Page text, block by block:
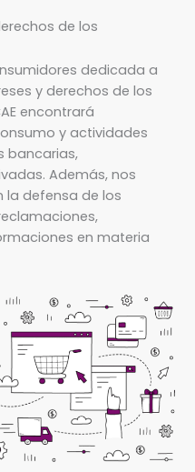
de los
dedicada a
y derechos de los
encontrará
y actividades
bancarias,
Además, nos
la defensa de los
en materia